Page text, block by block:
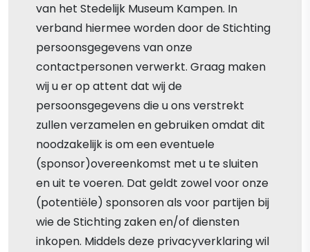
van het Stedelijk Museum Kampen. In
verband hiermee worden door de Stichting
persoonsgegevens van onze
contactpersonen verwerkt. Graag maken
wij u er op attent dat wij de
persoonsgegevens die u ons verstrekt
zullen verzamelen en gebruiken omdat dit
noodzakelijk is om een eventuele
(sponsor)overeenkomst met u te sluiten
en uit te voeren. Dat geldt zowel voor onze
(potentiële) sponsoren als voor partijen bij
wie de Stichting zaken en/of diensten
inkopen. Middels deze privacyverklaring wil